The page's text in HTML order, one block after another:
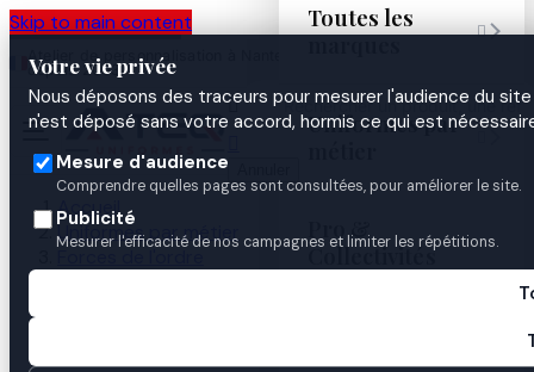
Skip to main content
Votre vie privée
Nous déposons des traceurs pour mesurer l'audience du
n'est déposé sans votre accord, hormis ce qui est
Mesure d'audience
Comprendre quelles pages sont consultées, pour améliorer le site.
Publicité
Mesurer l'efficacité de nos campagnes et limiter les répétitions.
Atelier de personnalisation à Nantes
depuis 2003

Toutes les
marques

Uniformes par
Pro &
Collectivités
Accueil
Uniformes par métier